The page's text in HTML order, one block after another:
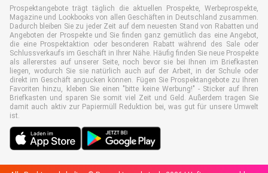
Prospektangebote trägt täglich die aktuellen Prospekte, Werbeprospekte,
Magazine und Lookbooks von allen Geschäften in Deutschland zusammen.
Dadurch bleiben Sie zu jeder Zeit auf dem neuesten Stand von Rabatten und
Angeboten der Prospekte und Sie finden ganz gemütlich das eine Angebot,
die eine Prospektaktion oder besonderen Rabatt während des Sale oder
Schlussverkaufs im Geschäft in Ihrer Nähe. Häufig finden Sie neue Prospekte
als allererstes auf unserer Seite, noch bevor sie bei Ihnen im Briefkasten
liegen, wodurch Sie sie natürlich auch auf der Arbeit, in der Schule oder
direkt im Geschäft angucken können. Fügen Sie Prospektangebote zu Ihren
Favoriten hinzu, kleben Sie einen "bitte keine Werbung!" - Sticker auf Ihren
Briefkasten und sparen Sie somit viel Zeit und Geld. Außerdem tragen Sie
damit auch aktiv zur Papiermüll Reduktion bei, was gut für unsere Umwelt
ist.